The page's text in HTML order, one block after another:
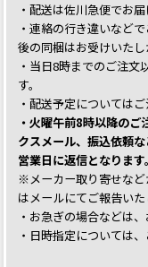
・配送は佐川急便でお届
・連絡の行き違いなど
後の同梱はお受けいたし
・当日8時までのご注文
す。
・配送予定については
・火曜午前8時以降の
クスメール、振込依頼
営業日に返信となります。
※メーカー取り寄せな
はメールにてご報告いた
・お急ぎの場合などは
・日時指定については